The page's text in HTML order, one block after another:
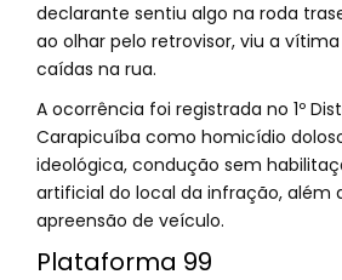
declarante sentiu algo na roda
ao olhar pelo retrovisor, viu a
caídas na rua.
A ocorrência foi registrada no 1º
Carapicuíba como homicídio
ideológica, condução sem
artificial do local da infração, além
apreensão de veículo.
Plataforma 99